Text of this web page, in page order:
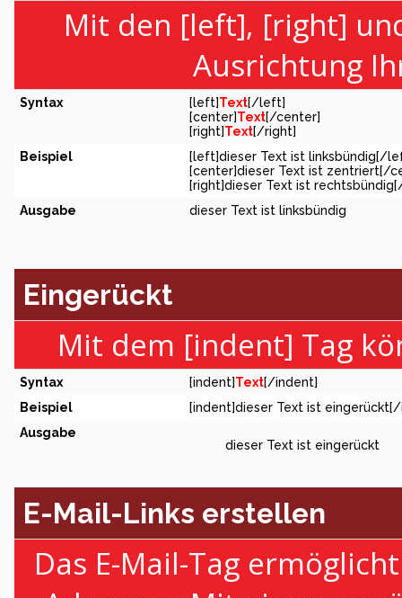
Mit den [left], [right]
Ausrichtung
Syntax [left]Text[/left]
[center]Text[/center]
[right]Text[/right]
Beispiel
[left]dieser Text ist linksbündig[/
[center]dieser Text ist zentriert[/
[right]dieser Text ist
Ausgabe
dieser Text ist linksbündig
Eingerückt
Mit dem [indent] Tag
Syntax [indent]Text[/indent]
Beispiel
[indent]dieser Text ist
Ausgabe
dieser Text ist eingerückt
E-Mail-Links erstellen
Das E-Mail-Tag